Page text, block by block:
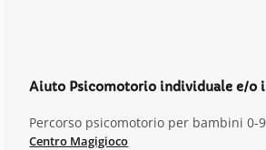
Aiuto Psicomotorio individuale e/o
Percorso psicomotorio per bambini
Centro Magigioco